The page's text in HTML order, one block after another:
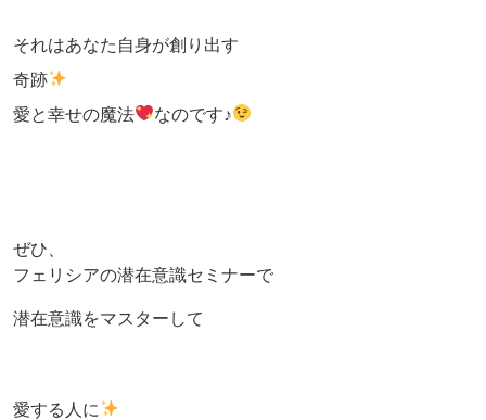
それはあなた自身が創り出す
奇跡
愛と幸せの魔法
なのです♪
ぜひ、
フェリシアの潜在意識セミナーで
潜在意識をマスターして
愛する人に